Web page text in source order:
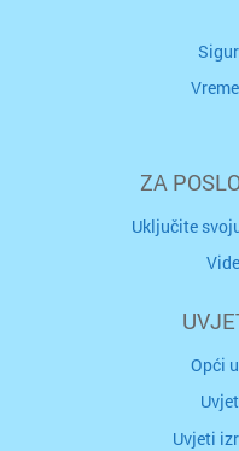
ZA
Uključite
Opći
Uvjeti